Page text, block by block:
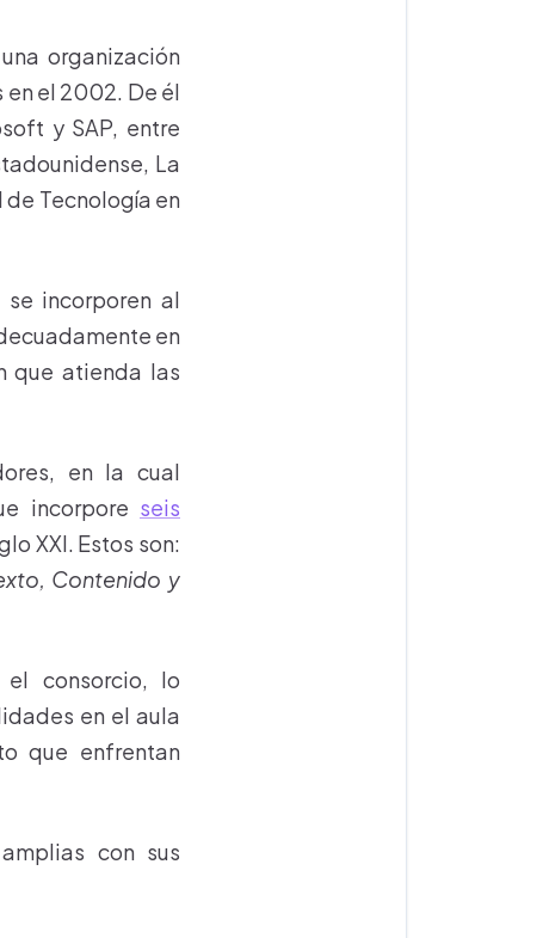
organización
el 2002. De él
y SAP, entre
La
Tecnología en
incorporen al
en
que atienda las
en la cual
incorpore seis
XXI. Estos son:
Contenido y
consorcio, lo
en el aula
que enfrentan
con sus